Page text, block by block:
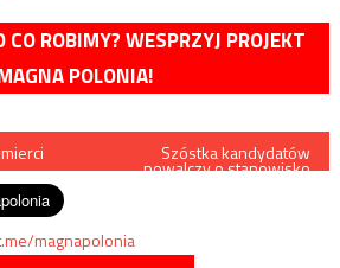
CO ROBIMY? WESPRZYJ PROJEKT
POLONIA!
Szóstka kandydatów
powalczy o stanowisko
magnapolonia